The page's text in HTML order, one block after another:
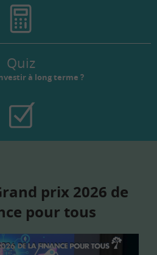
Quiz
à long terme ?
prix 2026 de
pour tous